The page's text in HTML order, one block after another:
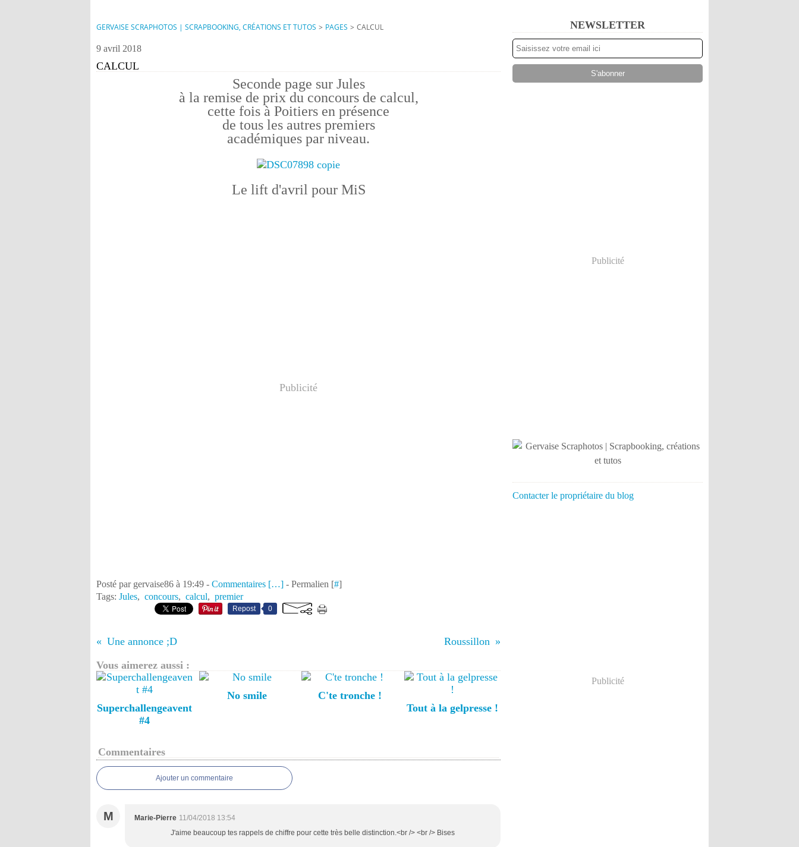
GERVAISE SCRAPHOTOS | SCRAPBOOKING, CRÉATIONS ET TUTOS > PAGES > CALCUL
9 avril 2018
CALCUL
Seconde page sur Jules
à la remise de prix du concours de calcul,
cette fois à Poitiers en présence
de tous les autres premiers
académiques par niveau.
Le lift d'avril pour MiS
Publicité
Posté par gervaise86 à 19:49 - Commentaires […] - Permalien [#]
Tags: Jules, concours, calcul, premier
Repost 0
Une annonce ;D
Roussillon
Vous aimerez aussi :
Superchallengeavent
#4
No smile
C'te tronche !
Tout à la gelpresse !
Commentaires
Ajouter un commentaire
M Marie-Pierre 11/04/2018 13:54
J'aime beaucoup tes rappels de chiffre pour cette très belle distinction.<br /> <br /> Bises
NEWSLETTER
Publicité
Contacter le propriétaire du blog
Publicité